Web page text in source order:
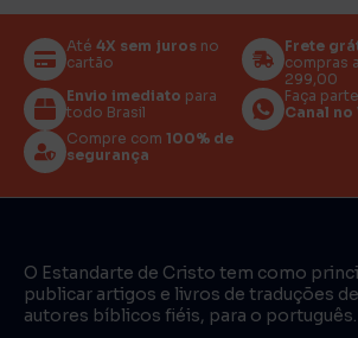
Até 4X sem juros no
cartão
Frete
compras
299,00
Envio imediato para
todo Brasil
Faça
Canal no
Compre com 100% de
segurança
O Estandarte de Cristo tem como
publicar artigos e livros de traduções
autores bíblicos fiéis, para o português.